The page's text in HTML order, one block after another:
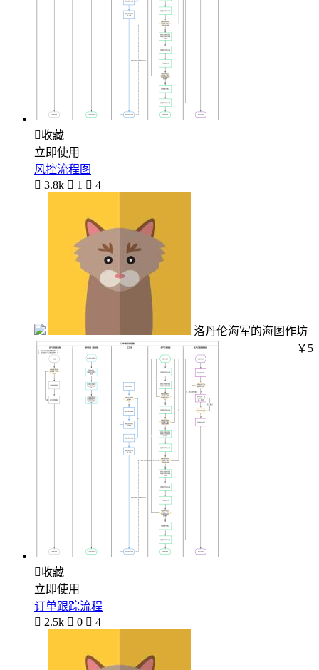
收藏
立即使用
风控流程图
 3.8k  1  4
洛丹伦海军的海图作坊
￥5
收藏
立即使用
订单跟踪流程
 2.5k  0  4